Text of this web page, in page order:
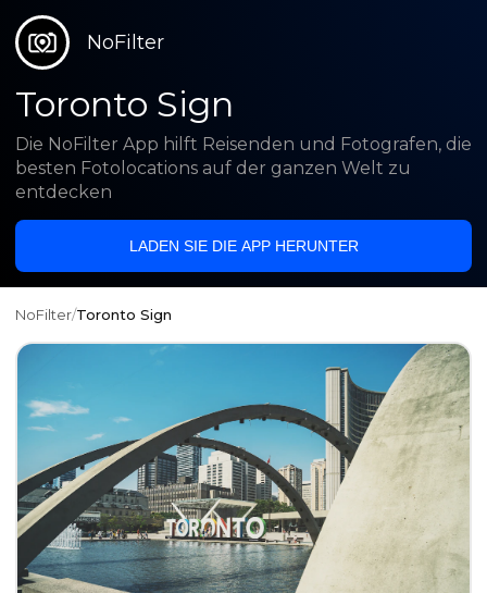
NoFilter
Toronto Sign
Die NoFilter App hilft Reisenden und Fotografen, die
besten Fotolocations auf der ganzen Welt zu
entdecken
LADEN SIE DIE APP HERUNTER
NoFilter/Toronto Sign